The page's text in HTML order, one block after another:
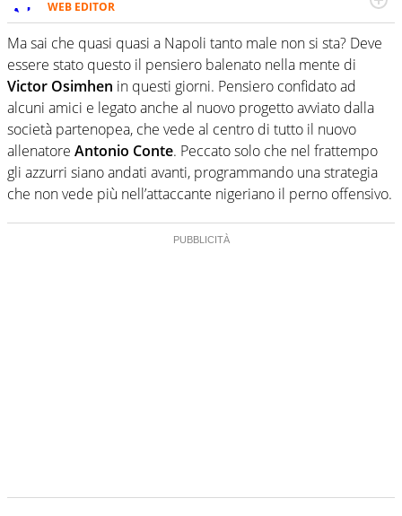
WEB EDITOR
Un figlio che si chiama Diego e la tesi di laurea sugli stadi
di proprietà in Italia. Il calcio quale filo conduttore
irrinunciabile tra passione e professione. Per Virgilio
Sport indaga, approfondisce e scandaglia l'universo
mondo dello sport per antonomasia
Ma sai che quasi quasi a Napoli tanto male non si sta? Deve
essere stato questo il pensiero balenato nella mente di
Victor Osimhen in questi giorni. Pensiero confidato ad
alcuni amici e legato anche al nuovo progetto avviato dalla
società partenopea, che vede al centro di tutto il nuovo
allenatore Antonio Conte. Peccato solo che nel frattempo
gli azzurri siano andati avanti, programmando una strategia
che non vede più nell’attaccante nigeriano il perno offensivo.